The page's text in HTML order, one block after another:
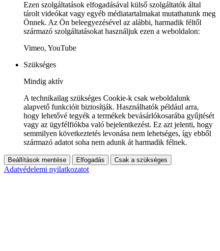
Ezen szolgáltatások elfogadásával külső szolgáltatók által
tárolt videókat vagy egyéb médiatartalmakat mutathatunk meg
Önnek. Az Ön beleegyezésével az alábbi, harmadik féltől
származó szolgáltatásokat használjuk ezen a weboldalon:
Vimeo, YouTube
Szükséges
Mindig aktív
A technikailag szükséges Cookie-k csak weboldalunk
alapvető funkcióit biztosítják. Használhatók például arra,
hogy lehetővé tegyék a termékek bevásárlókosarába gyűjtését
vagy az ügyfélfiókba való bejelentkezést. Ez azt jelenti, hogy
semmilyen következtetés levonása nem lehetséges, így ebből
származó adatot soha nem adunk át harmadik félnek.
Beállítások mentése Elfogadás Csak a szükséges
Adatvédelemi nyilatkozatot